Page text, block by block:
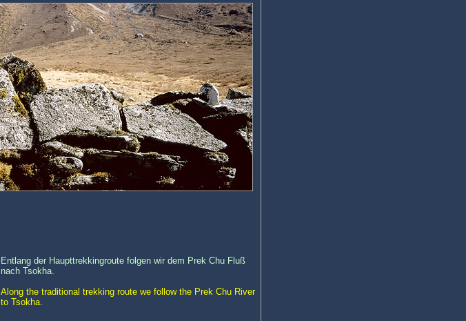
Entlang der Haupttrekkingroute folgen wir dem Prek Chu Fluß
nach Tsokha.
Along the traditional trekking route we follow the Prek Chu River
to Tsokha.